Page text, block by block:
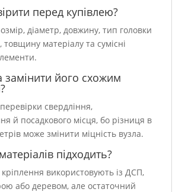
перед купівлею?
діаметр, довжину, тип головки
товщину матеріалу та сумісні
його схожим
свердління,
й посадкового місця, бо різниця в
може змінити міцність вузла.
підходить?
використовують із ДСП,
або деревом, але остаточний